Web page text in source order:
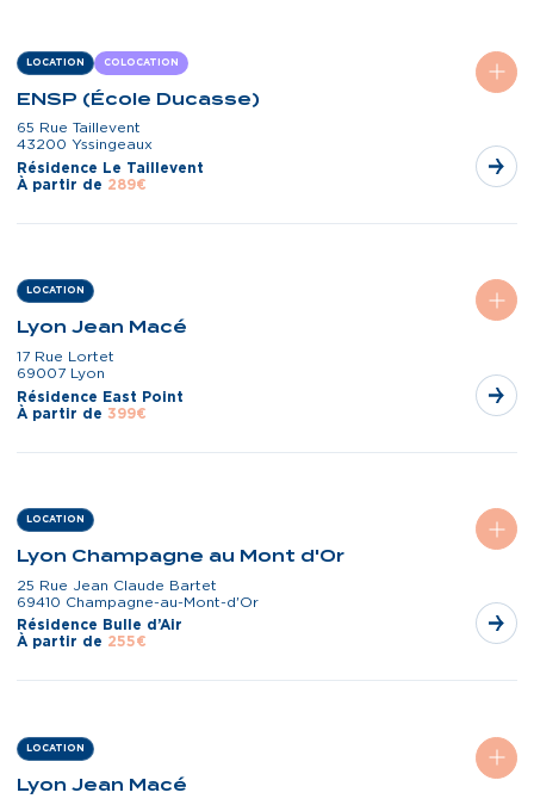
LOCATION COLOCATION
ENSP (École Ducasse)
65 Rue Taillevent
43200 Yssingeaux
Résidence Le Taillevent
À partir de 289€
LOCATION
Lyon Jean Macé
17 Rue Lortet
69007 Lyon
Résidence East Point
À partir de 399€
LOCATION
Lyon Champagne au Mont d'Or
25 Rue Jean Claude Bartet
69410 Champagne-au-Mont-d'Or
Résidence Bulle d’Air
À partir de 255€
LOCATION
Lyon Jean Macé